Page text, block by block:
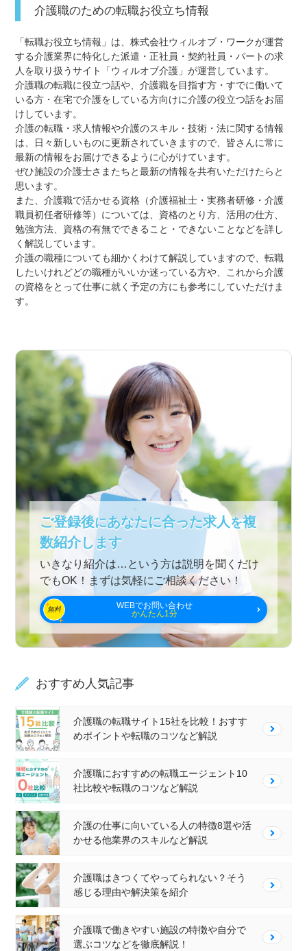
介護職のための転職お役立ち情報
「転職お役立ち情報」は、株式会社ウィルオブ・ワークが運営
する介護業界に特化した派遣・正社員・契約社員・パートの求
人を取り扱うサイト「ウィルオブ介護」が運営しています。
介護職の転職に役立つ話や、介護職を目指す方・すでに働いて
いる方・在宅で介護をしている方向けに介護の役立つ話をお届
けしています。
介護の転職・求人情報や介護のスキル・技術・法に関する情報
は、日々新しいものに更新されていきますので、皆さんに常に
最新の情報をお届けできるように心がけています。
ぜひ施設の介護士さまたちと最新の情報を共有いただけたらと
思います。
また、介護職で活かせる資格（介護福祉士・実務者研修・介護
職員初任者研修等）については、資格のとり方、活用の仕方、
勉強方法、資格の有無でできること・できないことなどを詳し
く解説しています。
介護の職種についても細かくわけて解説していますので、転職
したいけれどどの職種がいいか迷っている方や、これから介護
の資格をとって仕事に就く予定の方にも参考にしていただけま
す。
ご登録後にあなたに合った求人 を複
数紹介します
いきなり紹介は…という方は説明を聞くだけ
でもOK！まずは気軽にご相談ください！
無料
WEBでお問い合わせ
かんたん1分
おすすめ人気記事
介護職の転職サイト15社を比較！おすす
めポイントや転職のコツなど解説
介護職におすすめの転職エージェント10
社比較や転職のコツなど解説
介護の仕事に向いている人の特徴8選や活
かせる他業界のスキルなど解説
介護職はきつくてやってられない？そう
感じる理由や解決策を紹介
介護職で働きやすい施設の特徴や自分で
選ぶコツなどを徹底解説！